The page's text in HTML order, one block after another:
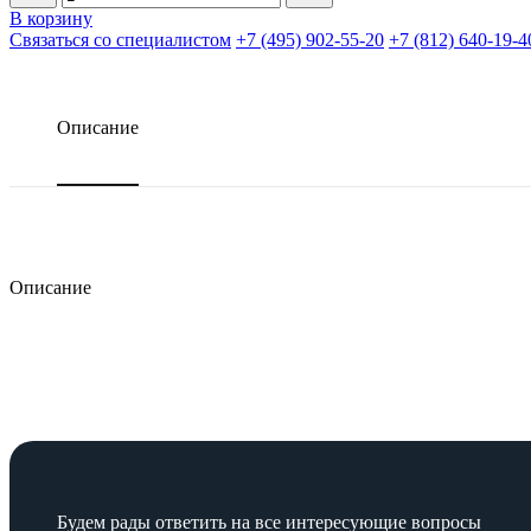
В корзину
Связаться со специалистом +7 (495) 902-55-20 +7 (812) 640-19-
Описание
Описание
Будем рады ответить на все интересующие вопросы